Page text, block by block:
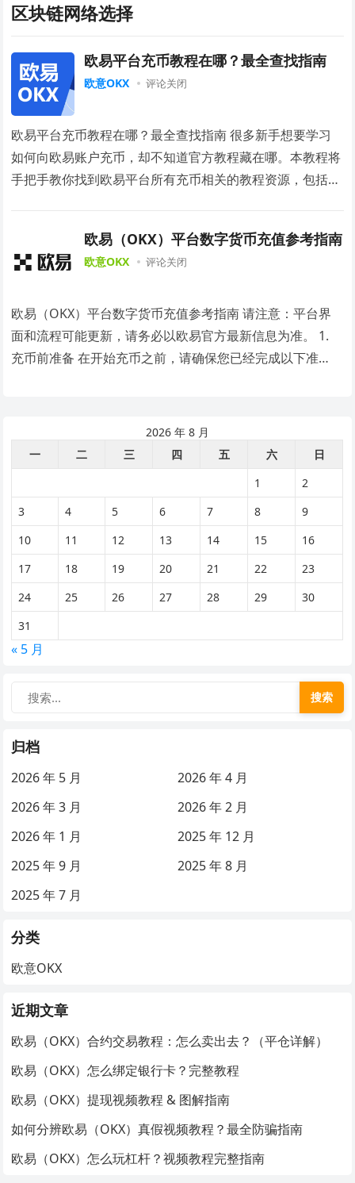
区块链网络选择
欧易平台充币教程在哪？最全查找指南
欧意OKX 评论关闭
欧易平台充币教程在哪？最全查找指南 很多新手想要学习
如何向欧易账户充币，却不知道官方教程藏在哪。本教程将
手把手教你找到欧易平台所有充币相关的教程资源，包括
欧易（OKX）平台数字货币充值参考指南
欧意OKX 评论关闭
欧易（OKX）平台数字货币充值参考指南 请注意：平台界
面和流程可能更新，请务必以欧易官方最新信息为准。 1.
充币前准备 在开始充币之前，请确保您已经完成以下准
2026 年 8 月
一
二 三 四 五 六
日
1
2
3
4 5 6 7 8
9
10
11 12 13 14 15
16
17
18 19 20 21 22
23
24
25 26 27 28 29
30
31
« 5 月
搜索
归档
2026 年 5 月
2026 年 4 月
2026 年 3 月
2026 年 2 月
2026 年 1 月
2025 年 12 月
2025 年 9 月
2025 年 8 月
2025 年 7 月
分类
欧意OKX
近期文章
欧易（OKX）合约交易教程：怎么卖出去？（平仓详解）
欧易（OKX）怎么绑定银行卡？完整教程
欧易（OKX）提现视频教程 & 图解指南
如何分辨欧易（OKX）真假视频教程？最全防骗指南
欧易（OKX）怎么玩杠杆？视频教程完整指南